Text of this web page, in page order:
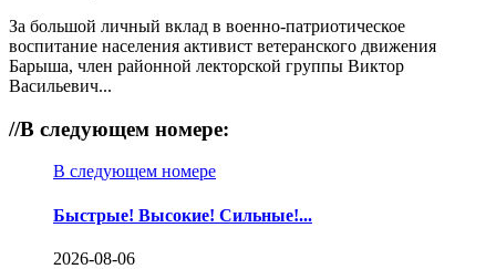
За большой личный вклад в военно-патриотическое
воспитание населения активист ветеранского движения
Барыша, член районной лекторской группы Виктор
Васильевич...
//В следующем номере:
В следующем номере
Быстрые! Высокие! Сильные!...
2026-08-06